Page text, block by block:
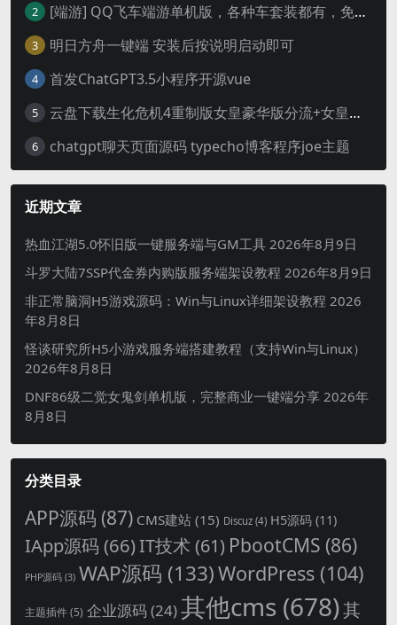
2 [端游] QQ飞车端游单机版，各种车套装都有，免虚拟机
3 明日方舟一键端 安装后按说明启动即可
4 首发ChatGPT3.5小程序开源vue
5 云盘下载生化危机4重制版女皇豪华版分流+女皇学习补丁+修改器 解压即玩【阿里云盘】
6 chatgpt聊天页面源码 typecho博客程序joe主题
近期文章
热血江湖5.0怀旧版一键服务端与GM工具 2026年8月9日
斗罗大陆7SSP代金券内购版服务端架设教程 2026年8月9日
非正常脑洞H5游戏源码：Win与Linux详细架设教程 2026
年8月8日
怪谈研究所H5小游戏服务端搭建教程（支持Win与Linux）
2026年8月8日
DNF86级二觉女鬼剑单机版，完整商业一键端分享 2026年
8月8日
分类目录
APP源码 (87) CMS建站 (15) Discuz (4) H5源码 (11)
IApp源码 (66)IT技术 (61) PbootCMS (86)
PHP源码 (3) WAP源码 (133)WordPress (104)
主题插件(5) 企业源码 (24)其他cms (678)其